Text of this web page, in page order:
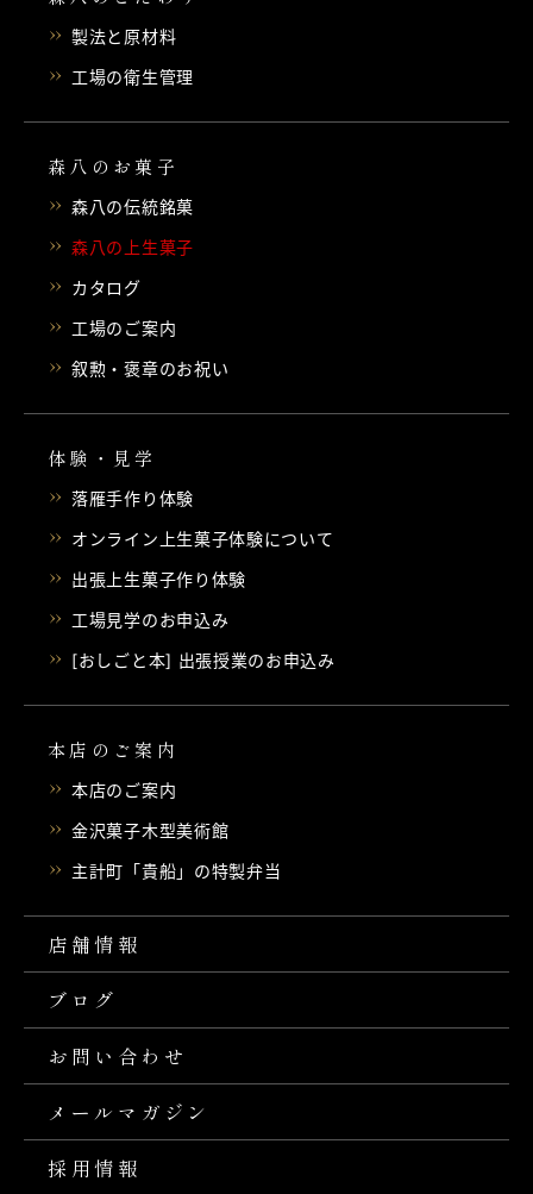
製法と原材料
工場の衛生管理
森八のお菓子
森八の伝統銘菓
森八の上生菓子
カタログ
工場のご案内
叙勲・褒章のお祝い
体験・見学
落雁手作り体験
オンライン上生菓子体験について
出張上生菓子作り体験
工場見学のお申込み
[おしごと本] 出張授業のお申込み
本店のご案内
本店のご案内
金沢菓子木型美術館
主計町「貴船」の特製弁当
店舗情報
ブログ
お問い合わせ
メールマガジン
採用情報